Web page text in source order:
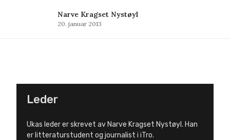
Narve Kragset Nystøyl
20. januar 2013
Leder
Ukas leder er skrevet av Narve Kragset Nystøyl. Han
er litteraturstudent og journalist i iTro.